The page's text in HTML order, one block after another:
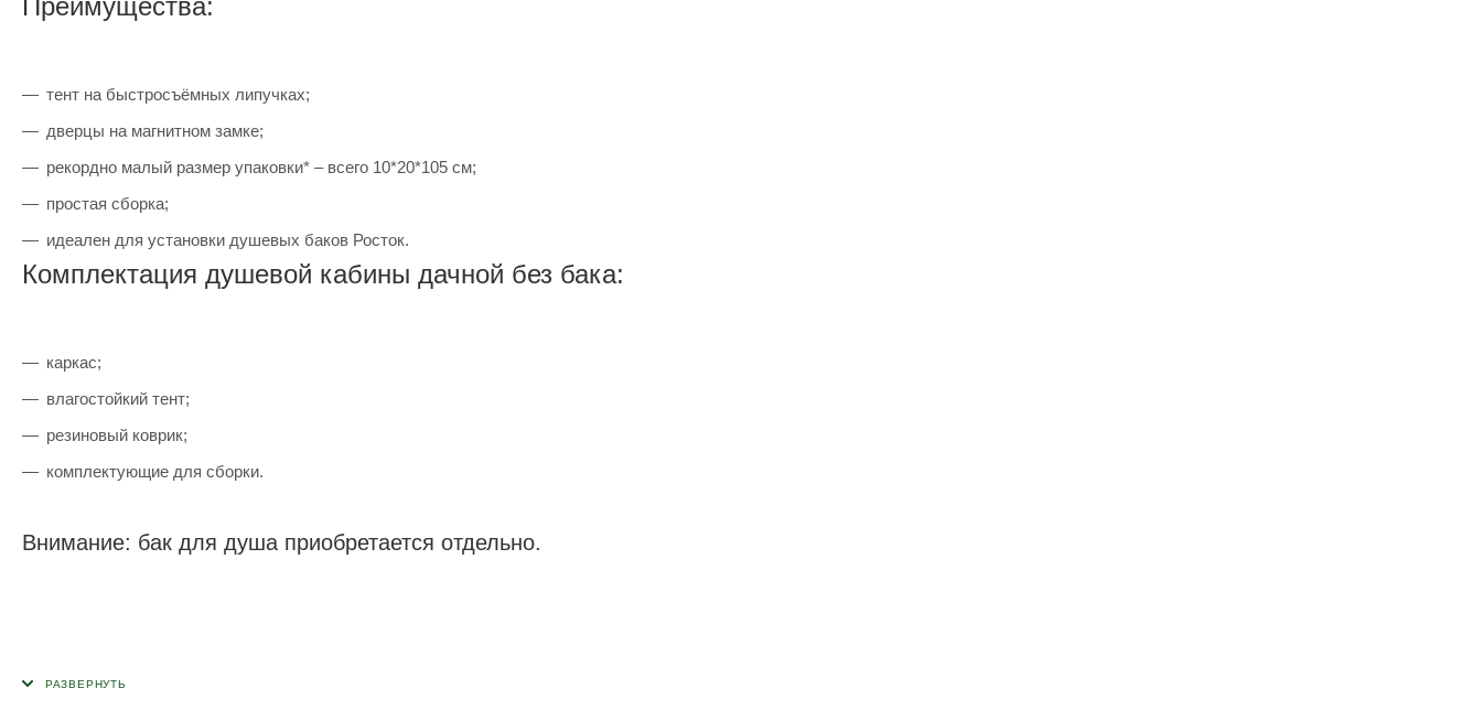
тент на быстросъёмных липучках;
дверцы на магнитном замке;
рекордно малый размер упаковки* – всего 10*20*105 см;
простая сборка;
идеален для установки душевых баков Росток.
Комплектация душевой кабины дачной без бака:
каркас;
влагостойкий тент;
резиновый коврик;
комплектующие для сборки.
Внимание: бак для душа приобретается отдельно.